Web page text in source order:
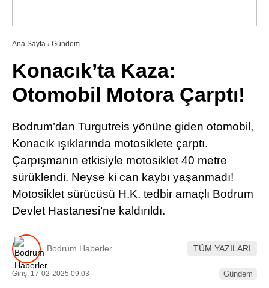
WhatsApp İhbar Hattı
Facebook
Instagram
Ana Sayfa › Gündem
Konacık’ta Kaza:
Otomobil Motora Çarptı!
Bodrum’dan Turgutreis yönüne giden otomobil,
Konacık ışıklarında motosiklete çarptı.
Çarpışmanın etkisiyle motosiklet 40 metre
sürüklendi. Neyse ki can kaybı yaşanmadı!
Motosiklet sürücüsü H.K. tedbir amaçlı Bodrum
Devlet Hastanesi’ne kaldırıldı.
Bodrum Haberler TÜM YAZILARI
Giriş: 17-02-2025 09:03 Gündem